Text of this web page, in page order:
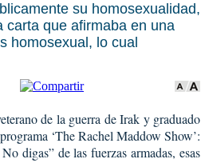
su homosexualidad,
carta que afirmaba en una
homosexual, lo cual
de la guerra de Irak y graduado
‘The Rachel Maddow Show’:
digas” de las fuerzas armadas, esas